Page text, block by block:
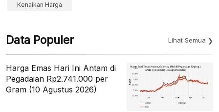
Kenaikan Harga
Data Populer Lihat Semua
Harga Emas Hari Ini Antam di
Pegadaian Rp2.741.000 per
Gram (10 Agustus 2026)